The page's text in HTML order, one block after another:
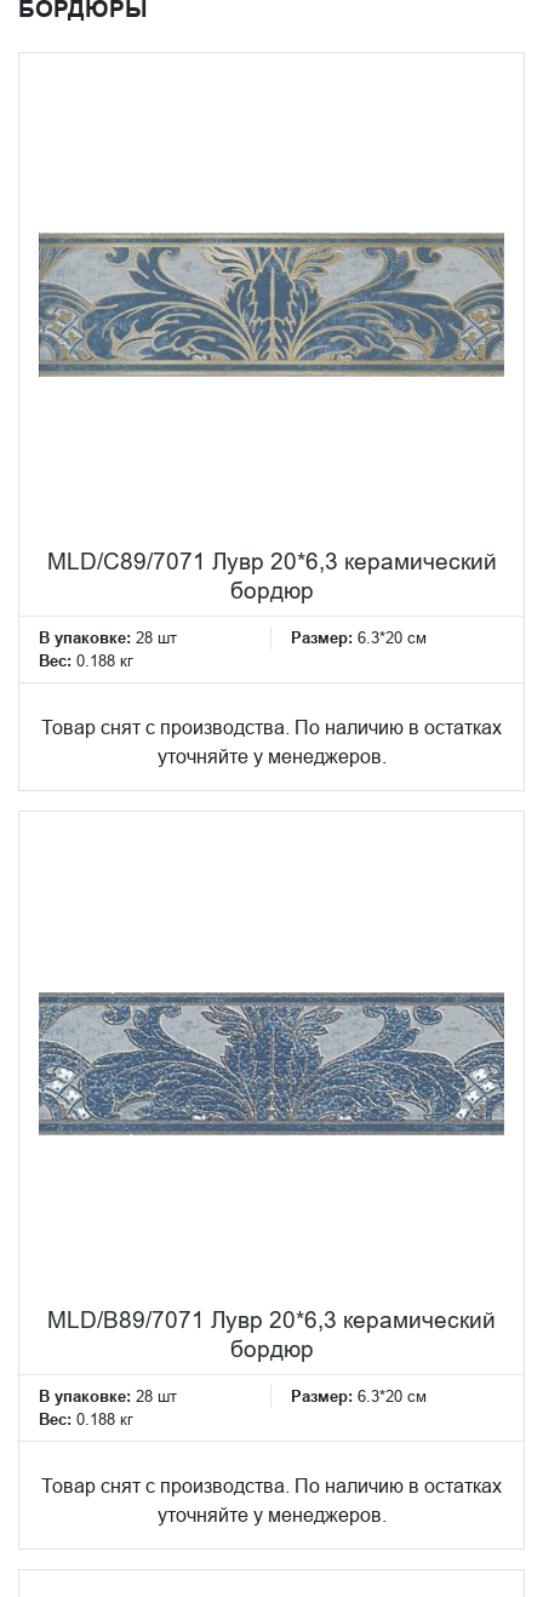
БОРДЮРЫ
MLD/C89/7071 Лувр 20*6,3 керамический
бордюр
В упаковке: 28 шт Размер: 6.3*20 см
Вес: 0.188 кг
Товар снят с производства. По наличию в остатках
уточняйте у менеджеров.
MLD/B89/7071 Лувр 20*6,3 керамический
бордюр
В упаковке: 28 шт Размер: 6.3*20 см
Вес: 0.188 кг
Товар снят с производства. По наличию в остатках
уточняйте у менеджеров.